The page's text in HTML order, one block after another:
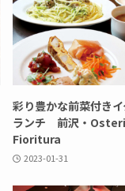
彩り豊かな前菜付き
ランチ 前沢・
Fioritura
2023-01-31